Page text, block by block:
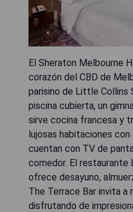
El Sheraton Melbourne
corazón del CBD de
parisino de Little Collins
piscina cubierta, un
sirve cocina francesa y
lujosas habitaciones con
cuentan con TV de
comedor. El
ofrece desayuno,
The Terrace Bar invita a
disfrutando de